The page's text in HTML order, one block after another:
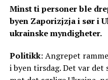
Minst ti personer ble
byen Zaporizjzja i sør i
ukrainske myndigheter.
Politikk: Angrepet
i byen tirsdag. Det var det